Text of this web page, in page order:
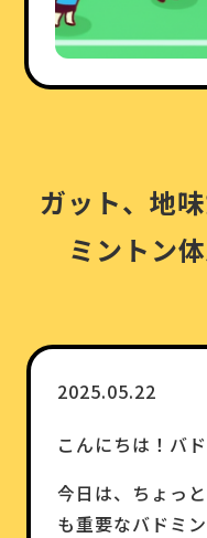
ガット、地
ミントン
2025.05.22
こんにちは！バ
今日は、ちょっ
も重要なバドミ